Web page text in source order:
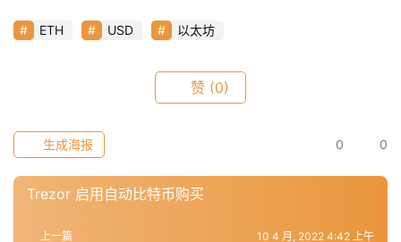
荐
ETH USD 以太坊
赞 (0)
0 0
生成海报
Trezor 启用自动比特币购买
上一篇 10 4 月, 2022 4:42 上午